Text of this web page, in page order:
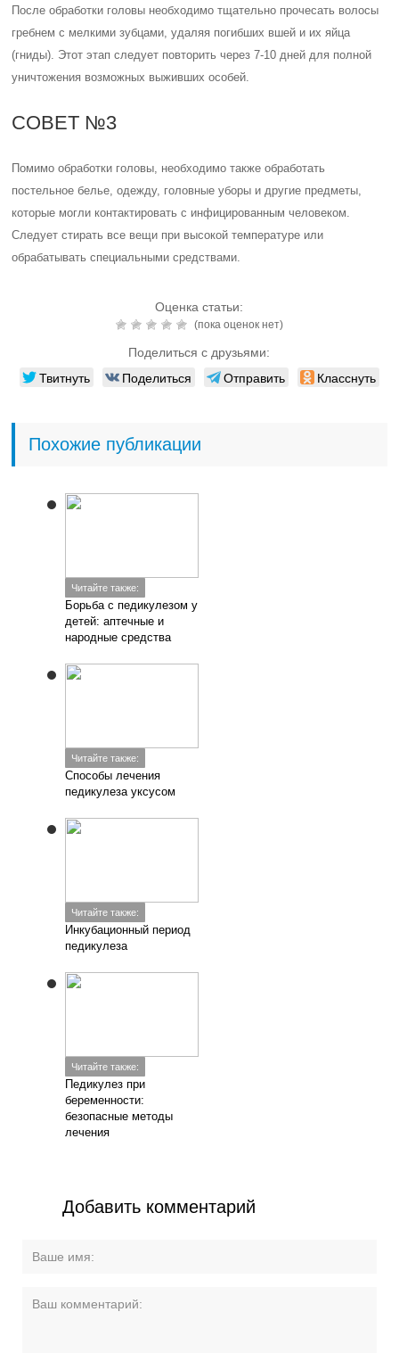
После обработки головы необходимо тщательно прочесать волосы
гребнем с мелкими зубцами, удаляя погибших вшей и их яйца
(гниды). Этот этап следует повторить через 7-10 дней для полной
уничтожения возможных выживших особей.
СОВЕТ №3
Помимо обработки головы, необходимо также обработать
постельное белье, одежду, головные уборы и другие предметы,
которые могли контактировать с инфицированным человеком.
Следует стирать все вещи при высокой температуре или
обрабатывать специальными средствами.
Оценка статьи:
(пока оценок нет)
Поделиться с друзьями:
Твитнуть Поделиться Отправить Класснуть
Похожие публикации
Читайте также:
Борьба с педикулезом у
детей: аптечные и
народные средства
Читайте также:
Способы лечения
педикулеза уксусом
Читайте также:
Инкубационный период
педикулеза
Читайте также:
Педикулез при
беременности:
безопасные методы
лечения
Добавить комментарий